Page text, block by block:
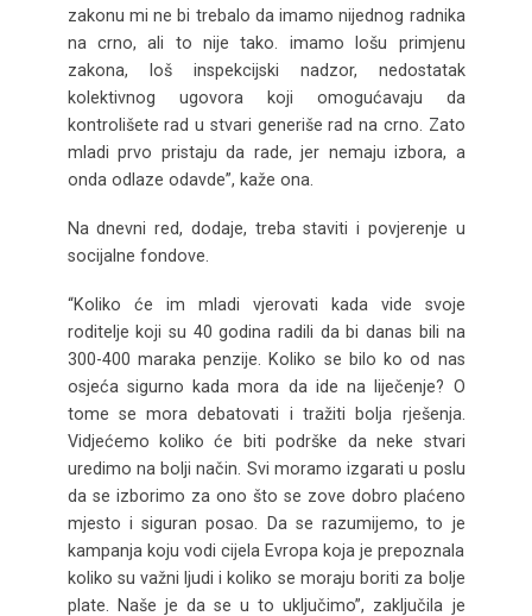
zakonu mi ne bi trebalo da imamo nijednog radnika
na crno, ali to nije tako. imamo lošu primjenu
zakona, loš inspekcijski nadzor, nedostatak
kolektivnog ugovora koji omogućavaju da
kontrolišete rad u stvari generiše rad na crno. Zato
mladi prvo pristaju da rade, jer nemaju izbora, a
onda odlaze odavde”, kaže ona.
Na dnevni red, dodaje, treba staviti i povjerenje u
socijalne fondove.
“Koliko će im mladi vjerovati kada vide svoje
roditelje koji su 40 godina radili da bi danas bili na
300-400 maraka penzije. Koliko se bilo ko od nas
osjeća sigurno kada mora da ide na liječenje? O
tome se mora debatovati i tražiti bolja rješenja.
Vidjećemo koliko će biti podrške da neke stvari
uredimo na bolji način. Svi moramo izgarati u poslu
da se izborimo za ono što se zove dobro plaćeno
mjesto i siguran posao. Da se razumijemo, to je
kampanja koju vodi cijela Evropa koja je prepoznala
koliko su važni ljudi i koliko se moraju boriti za bolje
plate. Naše je da se u to uključimo”, zaključila je